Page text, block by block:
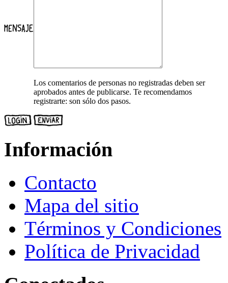
Los comentarios de personas no registradas deben ser
aprobados antes de publicarse. Te recomendamos
registrarte: son sólo dos pasos.
Información
Contacto
Mapa del sitio
Términos y Condiciones
Política de Privacidad